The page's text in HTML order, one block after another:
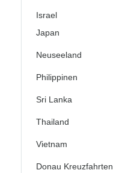
Israel
Japan
Neuseeland
Philippinen
Sri Lanka
Thailand
Vietnam
Donau Kreuzfahrten